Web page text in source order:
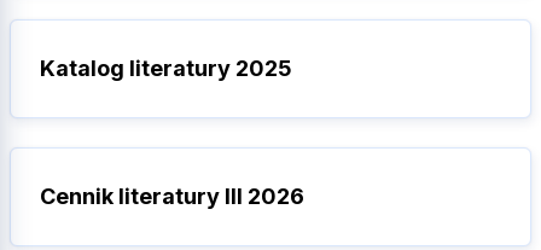
Katalog literatury 2025
Cennik literatury III 2026